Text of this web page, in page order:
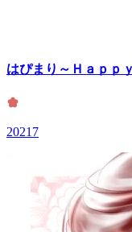
はぴまり～Ｈａｐｐ
20217